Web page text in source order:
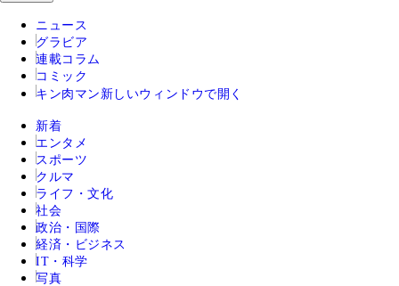
ニュース
グラビア
連載コラム
コミック
キン肉マン 新しいウィンドウで開く
新着
エンタメ
スポーツ
クルマ
ライフ・文化
社会
政治・国際
経済・ビジネス
IT・科学
写真